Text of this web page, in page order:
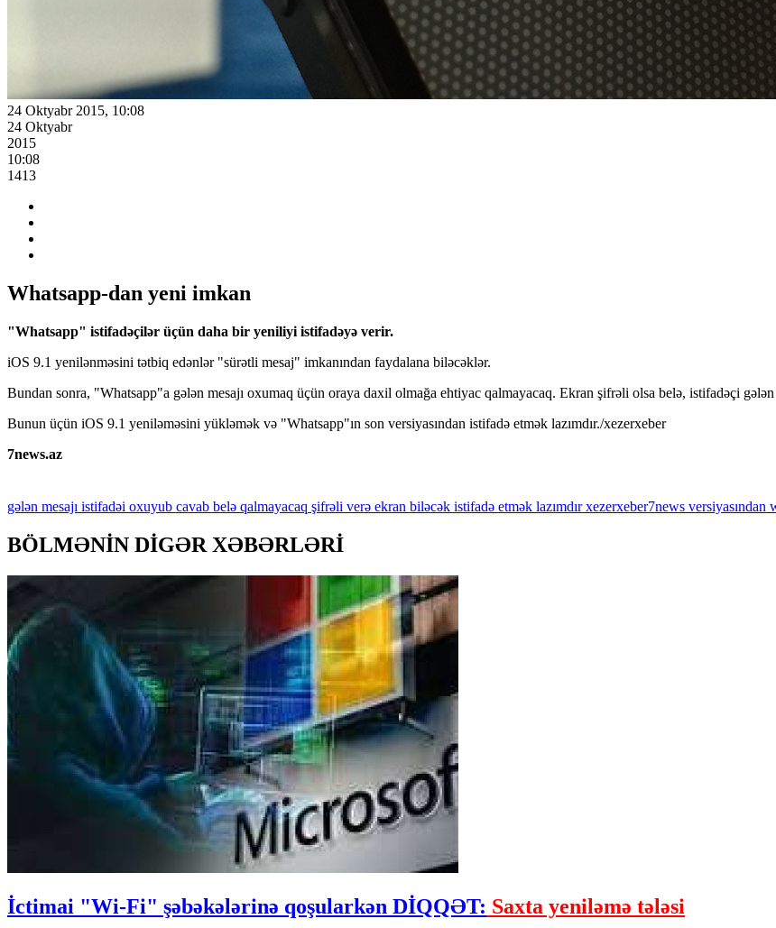
24 Oktyabr 2015, 10:08
24 Oktyabr
2015
10:08
1413
Whatsapp-dan yeni imkan
"Whatsapp" istifadəçilər üçün daha bir yeniliyi istifadəyə verir.
iOS 9.1 yenilənməsini tətbiq edənlər "sürətli mesaj" imkanından faydalana biləcəklər.
Bundan sonra, "Whatsapp"a gələn mesajı oxumaq üçün oraya daxil olmağa ehtiyac qalmayacaq. Ekran şifrəli olsa belə, istifadəçi
Bunun üçün iOS 9.1 yeniləməsini yükləmək və "Whatsapp"ın son versiyasından istifadə etmək lazımdır./xezerxeber
7news.az
gələn mesajı istifadəi oxuyub cavab belə qalmayacaq şifrəli verə ekran biləcək istifadə etmək lazımdırxezerxeber7news versiyasından
BÖLMƏNİN DİGƏR XƏBƏRLƏRİ
İctimai "Wi-Fi" şəbəkələrinə qoşularkən DİQQƏT: Saxta yeniləmə tələsi